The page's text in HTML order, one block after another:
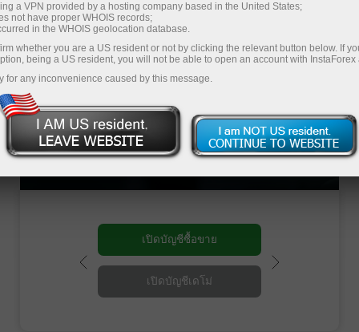
VPS เป็นเครื่องมือที่จะช่วยให้คุณจัดการการซื้อ
ขายในตลาดฟอเร็กซ์ได้อย่างเหมาะสม เซิร์ฟเวอร์
มีพื้นที่จ่ายพลังงานสำรองที่ทำให้สามารถเข้าถึง
ได้และเชื่อถือได้ 24/7 มันได้รับการออกแบบมา
สำหรับเครื่องมือทุกอุปกรณ์ นอกจากนั้นมันมีการ
คุณสามารถซื้อขายในโหมดปกติของคุณได้
เนื่องจากคุณมีความคุ้นชินอยู่แล้วกับหน้าจอการ
ใช้งานแบบ Windows และการใช้งานผ่านทาง
คอมพิวเตอร์
เปิดบัญชีซื้อขาย
เปิดบัญชีเดโม่
a VPN provided by a hosting company based in the United States;
not have proper WHOIS records;
in the WHOIS geolocation database.
whether you are a US resident or not by clicking the relevant button below. If
being a US resident, you will not be able to open an account with InstaForex
for any inconvenience caused by this message.